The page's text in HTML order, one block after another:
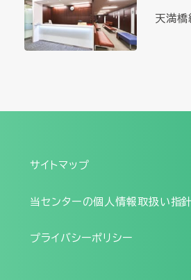
天満橋
サイトマップ
当センターの個人情報取扱い指針
プライバシーポリシー